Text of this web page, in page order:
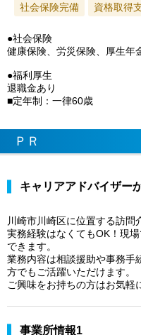
社会保険完備 資格取得
●社会保険
健康保険、労災保険、厚生年
●福利厚生
退職金あり
■定年制：一律60歳
ＰＲ
キャリアアドバイザー
川崎市川崎区に位置する訪問
実務経験はなくてもOK！現
できます。
業務内容は相談援助や事務手
方でもご活躍いただけます。
ご興味をお持ちの方はお気軽
事業所情報1